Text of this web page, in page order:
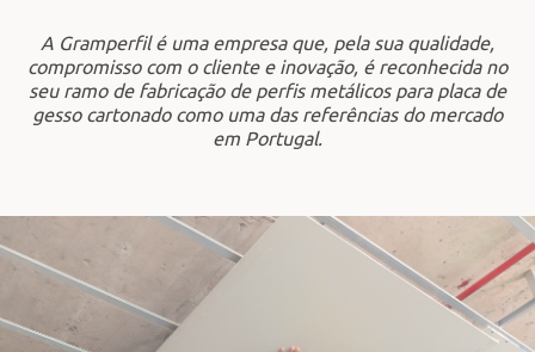
A Gramperfil é uma empresa que, pela sua qualidade,
compromisso com o cliente e inovação, é reconhecida no
seu ramo de fabricação de perfis metálicos para placa de
gesso cartonado como uma das referências do mercado
em Portugal.